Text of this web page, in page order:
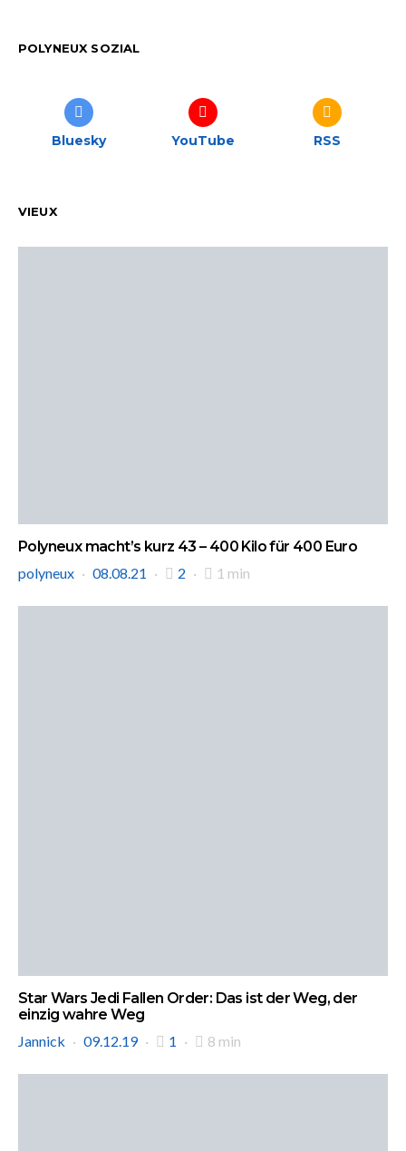
POLYNEUX SOZIAL
Bluesky YouTube RSS
VIEUX
Polyneux macht’s kurz 43 – 400 Kilo für 400 Euro
polyneux
08.08.21 2 1 min
Star Wars Jedi Fallen Order: Das ist der Weg, der
einzig wahre Weg
Jannick
09.12.19 1 8 min